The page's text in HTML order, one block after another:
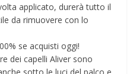
applicato, durerà tutto il
da rimuovere con lo
se acquisti oggi!
dei capelli Aliver sono
sotto le luci del palco e